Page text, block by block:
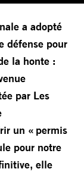
a adopté
défense pour
la honte :
par Les
un « permis
pour notre
elle